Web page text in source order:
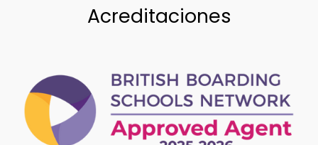
Acreditaciones